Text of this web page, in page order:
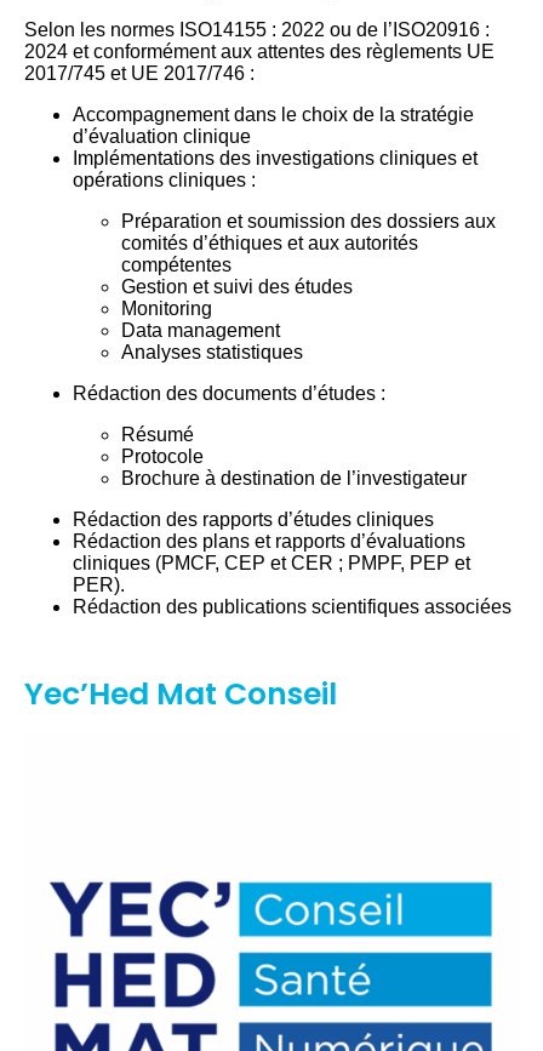
Selon les normes ISO14155 : 2022 ou de l’ISO20916 :
2024 et conformément aux attentes des règlements UE
2017/745 et UE 2017/746 :
Accompagnement dans le choix de la stratégie
d’évaluation clinique
Implémentations des investigations cliniques et
opérations cliniques :
Préparation et soumission des dossiers aux
comités d’éthiques et aux autorités
compétentes
Gestion et suivi des études
Monitoring
Data management
Analyses statistiques
Rédaction des documents d’études :
Résumé
Protocole
Brochure à destination de l’investigateur
Rédaction des rapports d’études cliniques
Rédaction des plans et rapports d’évaluations
cliniques (PMCF, CEP et CER ; PMPF, PEP et
PER).
Rédaction des publications scientifiques associées
Yec’Hed Mat Conseil